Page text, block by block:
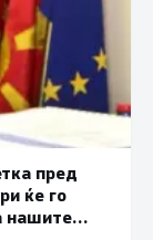
пред
ќе го
нашите